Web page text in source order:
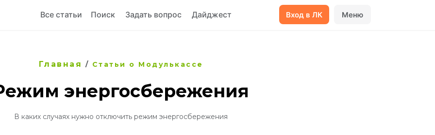
Меню
Вход в ЛК
Дайджест
Задать вопрос
Поиск
Все статьи
Главная / Статьи о Модулькассе
энергосбережения
В каких случаях нужно отключить режим энергосбережения